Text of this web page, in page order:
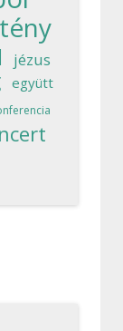
jézus
együtt